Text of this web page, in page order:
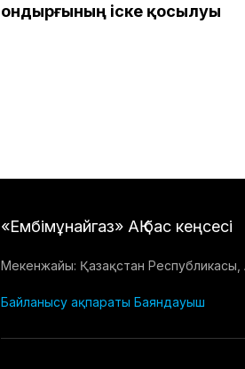
Қондырғының іске қосылуы
«Ембімұнайгаз» АҚ бас кеңсесі
Мекенжайы: Қазақстан
Байланысу ақпараты Баяндауыш